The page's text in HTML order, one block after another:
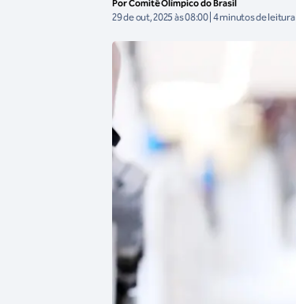
Por Comitê Olímpico do Brasil
29 de out, 2025 às 08:00 | 4 minutos de leitura